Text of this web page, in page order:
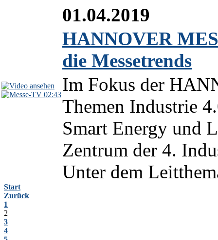
02:43
01.04.2019
HANNOVER
die Messetrends
Im Fokus der
Themen Industrie
Smart Energy und
Zentrum der 4.
Unter dem
Start
Zurück
1
2
3
4